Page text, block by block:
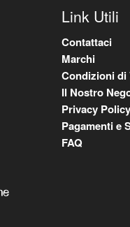
Link Utili
Contattaci
Marchi
Condizioni di
Il Nostro
Privacy Policy
Pagamenti e
FAQ